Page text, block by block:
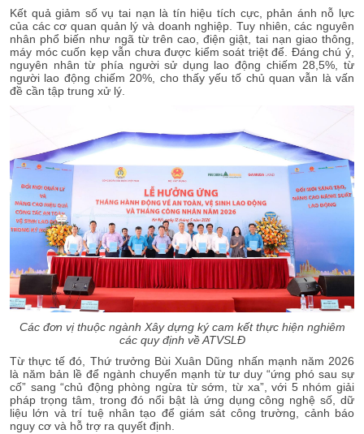
Kết quả giảm số vụ tai nạn là tín hiệu tích cực, phản ánh nỗ lực
của các cơ quan quản lý và doanh nghiệp. Tuy nhiên, các nguyên
nhân phổ biến như ngã từ trên cao, điện giật, tai nạn giao thông,
máy móc cuốn kẹp vẫn chưa được kiểm soát triệt để. Đáng chú ý,
nguyên nhân từ phía người sử dụng lao động chiếm 28,5%, từ
người lao động chiếm 20%, cho thấy yếu tố chủ quan vẫn là vấn
đề cần tập trung xử lý.
Các đơn vị thuộc ngành Xây dựng ký cam kết thực hiện nghiêm
các quy định về ATVSLĐ
Từ thực tế đó, Thứ trưởng Bùi Xuân Dũng nhấn mạnh năm 2026
là năm bản lề để ngành chuyển mạnh từ tư duy “ứng phó sau sự
cố” sang “chủ động phòng ngừa từ sớm, từ xa”, với 5 nhóm giải
pháp trọng tâm, trong đó nổi bật là ứng dụng công nghệ số, dữ
liệu lớn và trí tuệ nhân tạo để giám sát công trường, cảnh báo
nguy cơ và hỗ trợ ra quyết định.